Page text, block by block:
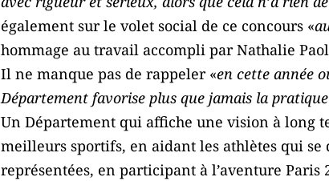
également sur le volet social de ce concours «
hommage au travail accompli par Nathalie
Il ne manque pas de rappeler «en cette année
Département favorise plus que jamais la
Un Département qui affiche une vision à long
meilleurs sportifs, en aidant les athlètes qui
représentées, en participant à l’aventure